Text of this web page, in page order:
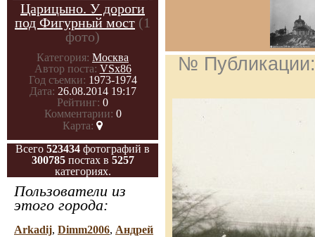
Царицыно. У дороги
под Фигурный мост (1
фото)
Категория: Москва
Автор поста: VSx86
Год съемки: 1973-1974
Дата: 26.08.2014 19:17
Рейтинг: 0
Комментарии: 0
Карта:
Всего 523434 фотографий в
300785постах в 5257
категориях.
Пользователи из
этого города:
Arkadij, Dimm2006, Андрей
№